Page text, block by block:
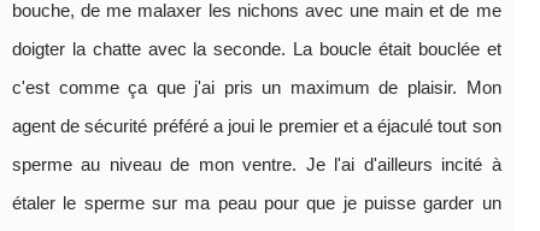
bouche, de me malaxer les nichons avec une main et de me
doigter la chatte avec la seconde. La boucle était bouclée et
c'est comme ça que j'ai pris un maximum de plaisir. Mon
agent de sécurité préféré a joui le premier et a éjaculé tout son
sperme au niveau de mon ventre. Je l'ai d'ailleurs incité à
étaler le sperme sur ma peau pour que je puisse garder un